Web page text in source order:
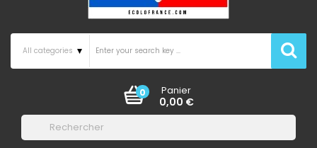
Panier
0
0,00 €